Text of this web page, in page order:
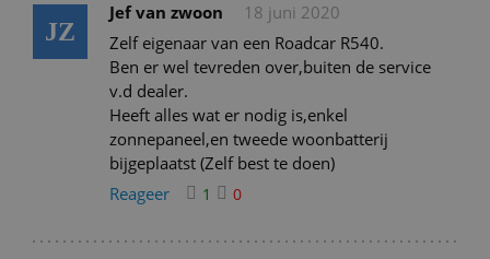
JZ
Jef van zwoon
18 juni 2020
Zelf eigenaar van een Roadcar R540.
Ben er wel tevreden over,buiten de service
v.d dealer.
Heeft alles wat er nodig is,enkel
zonnepaneel,en tweede woonbatterij
bijgeplaatst (Zelf best te doen)
Reageer
1 0